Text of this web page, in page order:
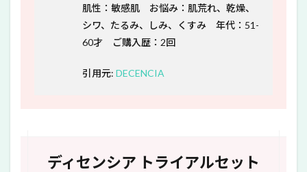
肌性：敏感肌 お悩み：肌荒れ、乾燥、
シワ、たるみ、しみ、くすみ 年代：51-
60才 ご購入歴：2回
引用元: DECENCIA
ディセンシア トライアルセット